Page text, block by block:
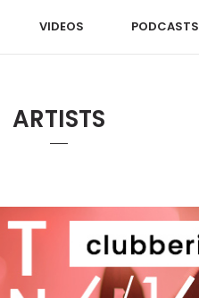
VIDEOS PODCASTS
ARTISTS